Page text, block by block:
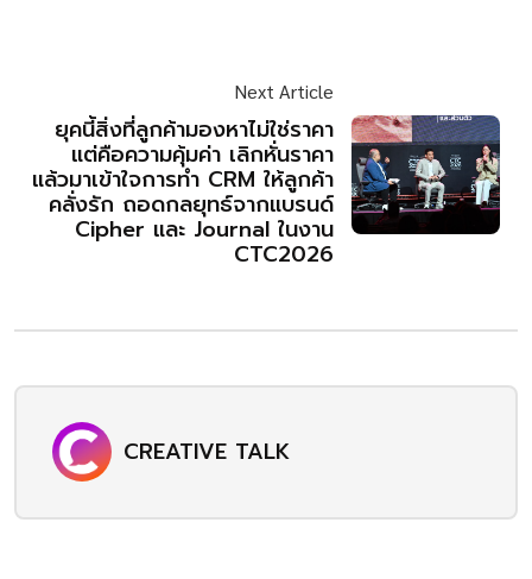
Next Article
ยุคนี้สิ่งที่ลูกค้ามองหาไม่ใช่ราคา
แต่คือความคุ้มค่า เลิกหั่นราคา
แล้วมาเข้าใจการทำ CRM ให้ลูกค้า
คลั่งรัก ถอดกลยุทธ์จากแบรนด์
Cipher และ Journal ในงาน
CTC2026
CREATIVE TALK